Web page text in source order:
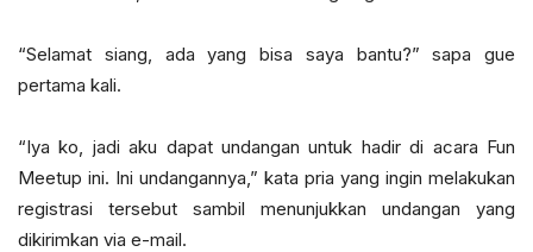
“Selamat siang, ada yang bisa saya bantu?” sapa gue
pertama kali.
“Iya ko, jadi aku dapat undangan untuk hadir di acara Fun
Meetup ini. Ini undangannya,” kata pria yang ingin melakukan
registrasi tersebut sambil menunjukkan undangan yang
dikirimkan via e-mail.